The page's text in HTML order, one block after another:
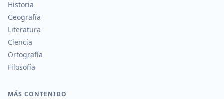
Historia
Geografía
Literatura
Ciencia
Ortografía
Filosofía
MÁS CONTENIDO